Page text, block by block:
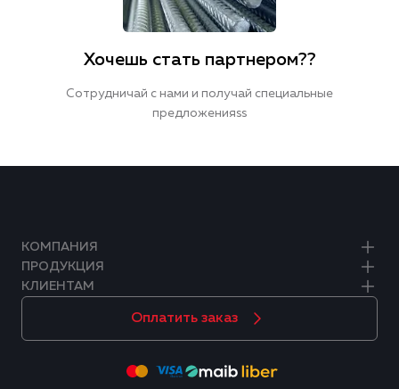
Хочешь стать партнером??
Сотрудничай с нами и получай специальные
предложенияss
КОМПАНИЯ
ПРОДУКЦИЯ
КЛИЕНТАМ
Оплатить заказ